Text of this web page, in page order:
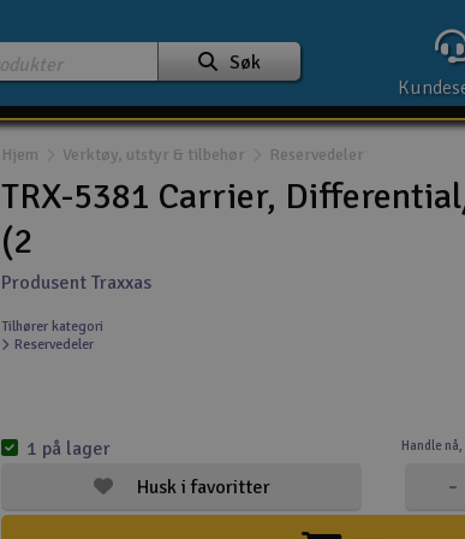
Søk
Hjem Verktøy, utstyr & tilbehør Reservedeler
TRX-5381 Carrier,
(2
Produsent Traxxas
Tilhører kategori
Reservedeler
Handle nå,
-
Husk i favoritter
1 på lager